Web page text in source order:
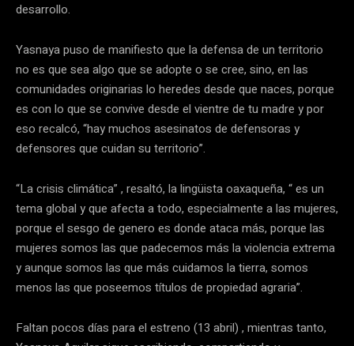
desarrollo.
Yasnaya puso de manifiesto que la defensa de un territorio
no es que sea algo que se adopte o se cree, sino, en las
comunidades originarias lo heredes desde que naces, porque
es con lo que se convive desde el vientre de tu madre y por
eso recalcó, “hay muchos asesinatos de defensoras y
defensores que cuidan su territorio”.
“La crisis climática” , resaltó, la lingüista oaxaqueña, “ es un
tema global y que afecta a todo, especialmente a las mujeres,
porque el sesgo de genero es donde ataca más, porque las
mujeres somos las que padecemos más la violencia extrema
y aunque somos las que más cuidamos la tierra, somos
menos las que poseemos títulos de propiedad agraria”.
Faltan pocos días para el estreno (13 abril) , mientras tanto,